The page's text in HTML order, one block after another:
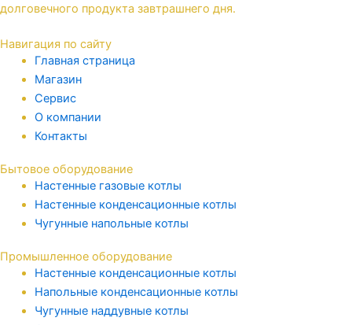
долговечного продукта завтрашнего дня.
Навигация по сайту
Главная страница
Магазин
Сервис
О компании
Контакты
Бытовое оборудование
Настенные газовые котлы
Настенные конденсационные котлы
Чугунные напольные котлы
Промышленное оборудование
Настенные конденсационные котлы
Напольные конденсационные котлы
Чугунные наддувные котлы